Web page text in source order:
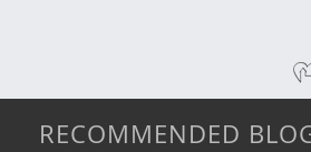
RECOMMENDED